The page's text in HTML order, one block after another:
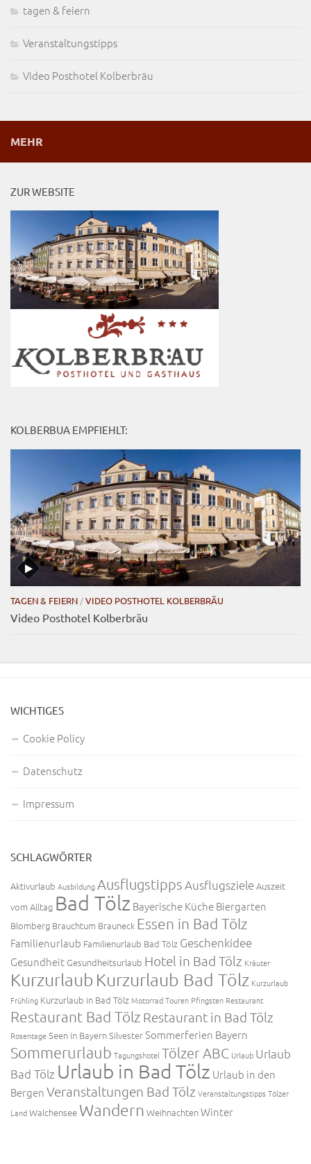
tagen & feiern
Veranstaltungstipps
Video Posthotel Kolberbräu
MEHR
ZUR WEBSITE
KOLBERBUA EMPFIEHLT:
TAGEN & FEIERN /VIDEO POSTHOTEL KOLBERBRÄU
Video Posthotel Kolberbräu
WICHTIGES
Cookie Policy
Datenschutz
Impressum
SCHLAGWÖRTER
Aktivurlaub AusbildungAusflugstippsAusflugszieleAuszeit
vom Alltag Bad Tölz Bayerische KücheBiergarten
Blomberg Brauchtum Brauneck Essen in Bad Tölz
Familienurlaub Familienurlaub Bad Tölz Geschenkidee
Gesundheit Gesundheitsurlaub Hotel in Bad Tölz Kräuter
Kurzurlaub Kurzurlaub Bad Tölz Kurzurlaub
Frühling Kurzurlaub in Bad Tölz Motorrad Touren Pfingsten Restaurant
Restaurant Bad Tölz Restaurant in Bad Tölz
RosentageSeen in BayernSilvesterSommerferien Bayern
Sommerurlaub Tagungshotel Tölzer ABC Urlaub Urlaub
Bad Tölz Urlaub in Bad Tölz Urlaub in den
BergenVeranstaltungen Bad Tölz Veranstaltungstipps Tölzer
LandWalchensee Wandern WeihnachtenWinter